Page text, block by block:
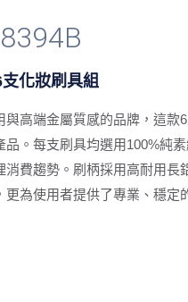
化妝刷具組
與高端金屬質感的品牌，這款
品。每支刷具均選用100%純
消費趨勢。刷柄採用高耐用長
更為使用者提供了專業、穩定